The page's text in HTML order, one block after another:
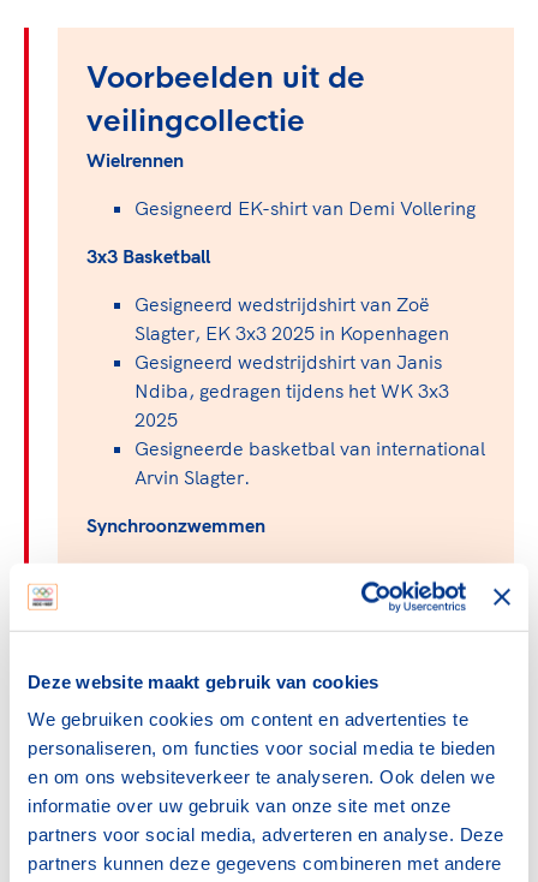
Deze website maakt gebruik van cookies
We gebruiken cookies om content en advertenties te
personaliseren, om functies voor social media te bieden
en om ons websiteverkeer te analyseren. Ook delen we
informatie over uw gebruik van onze site met onze
partners voor social media, adverteren en analyse. Deze
partners kunnen deze gegevens combineren met andere
Voorbeelden uit de
veilingcollectie
Wielrennen
Gesigneerd EK-shirt van Demi Vollering
3x3 Basketball
Gesigneerd wedstrijdshirt van Zoë
Slagter, EK 3x3 2025 in Kopenhagen
Gesigneerd wedstrijdshirt van Janis
Ndiba, gedragen tijdens het WK 3x3
2025
Gesigneerde basketbal van international
Arvin Slagter.
Synchroonzwemmen
Van Gogh-badpak (limited edition)
Gesigneerd shirt van Jessica Schilder
Gesigneerd WK-shirt van Joël de Jong
Gesigneerd WK-shirt 4x100m
Spieren voor Spieren